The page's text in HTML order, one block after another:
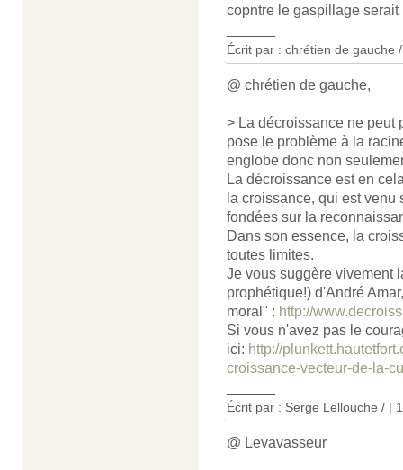
copntre le gaspillage serait
Écrit par : chrétien de gauche
@ chrétien de gauche,
> La décroissance ne peut
pose le problème à la
englobe donc non
La décroissance est en
la croissance, qui est
fondées sur la
Dans son essence, la
toutes limites.
Je vous suggère vivement
prophétique!) d'André
moral" : http://
Si vous n'avez pas le
ici: http://
croissance-vecteur-de-la-
Écrit par : Serge Lellouche / |
@ Levavasseur